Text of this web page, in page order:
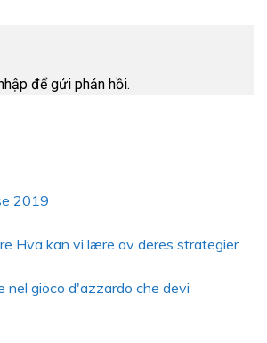
2019
Hva kan vi lære av deres strategier
nel gioco d'azzardo che devi
để gửi phản hồi.